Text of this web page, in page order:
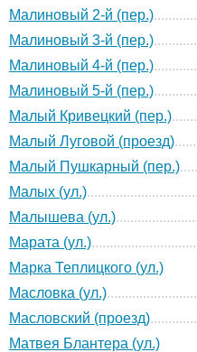
Малиновый 2-й (пер.)
Малиновый 3-й (пер.)
Малиновый 4-й (пер.)
Малиновый 5-й (пер.)
Малый Кривецкий (пер.)
Малый Луговой (проезд)
Малый Пушкарный (пер.)
Малых (ул.)
Малышева (ул.)
Марата (ул.)
Марка Теплицкого (ул.)
Масловка (ул.)
Масловский (проезд)
Матвея Блантера (ул.)